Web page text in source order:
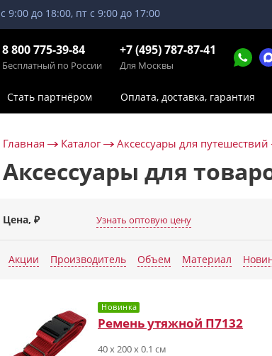
9:00 до 18:00, пт с 9:00 до 17:00
8 800 775-39-84
Бесплатный по России
+7 (495) 787-87-41
Для Москвы
Стать партнёром Оплата, доставка, гарантия
Главная Каталог Аксессуары для путешествий
Аксессуары для
Цена, ₽ Узнать оптовую цену
Акции Производитель Объем Материал
Новинка
Ремень утяжной П7132
40 х 200 x 0.1 см